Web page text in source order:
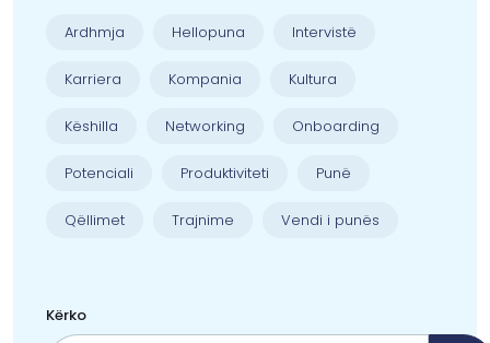
Ardhmja Hellopuna Intervistë
Karriera Kompania Kultura
Këshilla Networking Onboarding
Potenciali Produktiviteti Punë
Qëllimet Trajnime Vendi i punës
Kërko